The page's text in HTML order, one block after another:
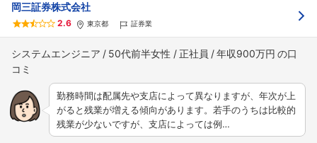
岡三証券株式会社
2.6 東京都 証券業
システムエンジニア 50代前半女性 正社員 年収900万円
勤務時間は配属先や支店によって異なりますが、年次が上
がると残業が増える傾向があります。若手のうちは比較的
残業が少ないですが、支店によっては例…